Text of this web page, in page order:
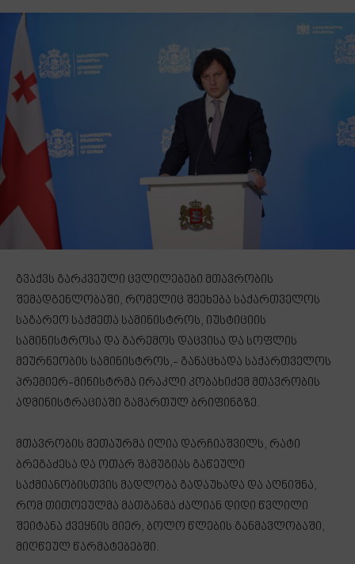
გვაქვს გარკვეული ცვლილებები მთავრობის
შემადგენლობაში, რომელიც შეეხება საქართველოს
საგარეო საქმეთა სამინისტროს, იუსტიციის
სამინისტროსა და გარემოს დაცვისა და სოფლის
მეურნეობის სამინისტროს,- განაცხადა საქართველოს
პრემიერ-მინისტრმა ირაკლი კობახიძემ მთავრობის
ადმინისტრაციაში გამართულ ბრიფინგზე.
მთავრობის მეთაურმა ილია დარჩიაშვილს, რატი
ბრეგაძესა და ოთარ შამუგიას გაწეული
საქმიანობისთვის მადლობა გადაუხადა და აღნიშნა,
რომ თითოეულმა მათგანმა ძალიან დიდი წვლილი
შეიტანა ქვეყნის მიერ, ბოლო წლების განმავლობაში,
მიღწეულ წარმატებებში.